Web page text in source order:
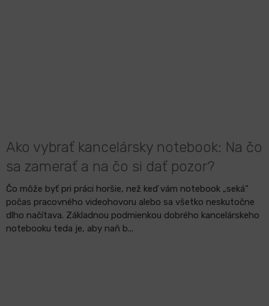
Ako vybrať kancelársky notebook: Na čo
sa zamerať a na čo si dať pozor?
Čo môže byť pri práci horšie, než keď vám notebook „seká“
počas pracovného videohovoru alebo sa všetko neskutočne
dlho načítava. Základnou podmienkou dobrého kancelárskeho
notebooku teda je, aby naň b...